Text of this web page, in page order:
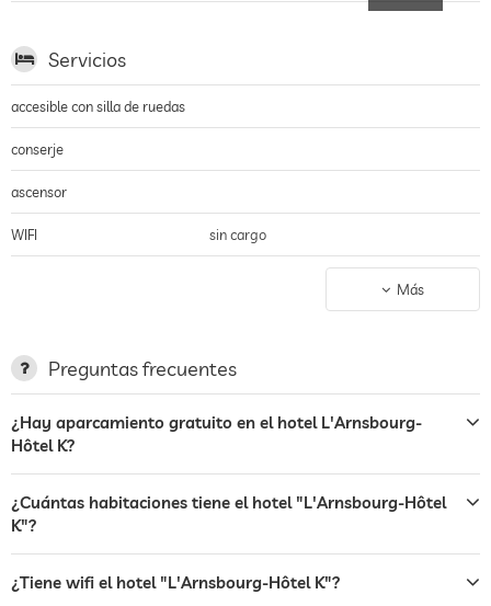
Servicios
accesible con silla de ruedas
conserje
ascensor
WIFI sin cargo
aparcamiento
terraza
bar
restaurante
Más
Preguntas frecuentes
¿Hay aparcamiento gratuito en el hotel L'Arnsbourg-
Hôtel K?
¿Cuántas habitaciones tiene el hotel "L'Arnsbourg-Hôtel
K"?
¿Tiene wifi el hotel "L'Arnsbourg-Hôtel K"?